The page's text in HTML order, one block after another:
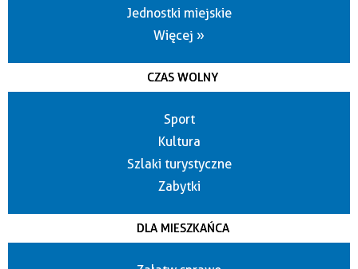
Jednostki miejskie
Więcej »
CZAS WOLNY
Sport
Kultura
Szlaki turystyczne
Zabytki
DLA MIESZKAŃCA